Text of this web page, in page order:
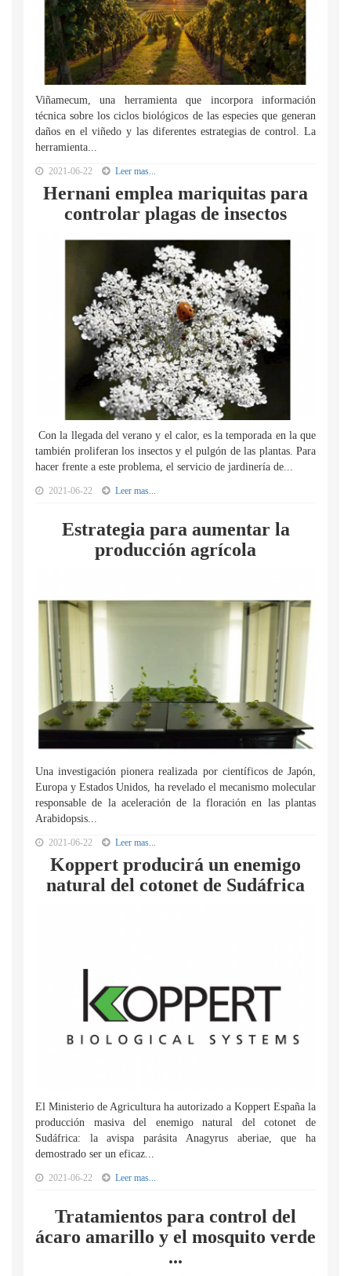
Viñamecum, una herramienta que incorpora información
técnica sobre los ciclos biológicos de las especies que generan
daños en el viñedo y las diferentes estrategias de control. La
herramienta...
2021-06-22 Leer mas...
Hernani emplea mariquitas para
controlar plagas de insectos
Con la llegada del verano y el calor, es la temporada en la que
también proliferan los insectos y el pulgón de las plantas. Para
hacer frente a este problema, el servicio de jardinería de...
2021-06-22 Leer mas...
Estrategia para aumentar la
producción agrícola
Una investigación pionera realizada por científicos de Japón,
Europa y Estados Unidos, ha revelado el mecanismo molecular
responsable de la aceleración de la floración en las plantas
Arabidopsis...
2021-06-22 Leer mas...
Koppert producirá un enemigo
natural del cotonet de Sudáfrica
El Ministerio de Agricultura ha autorizado a Koppert España la
producción masiva del enemigo natural del cotonet de
Sudáfrica: la avispa parásita Anagyrus aberiae, que ha
demostrado ser un eficaz...
2021-06-22 Leer mas...
Tratamientos para control del
ácaro amarillo y el mosquito verde
...